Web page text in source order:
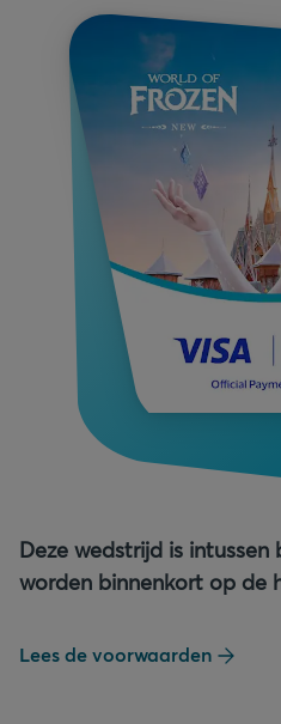
Deze wedstrijd is
worden binnenkort op de
Lees de voorwaarden